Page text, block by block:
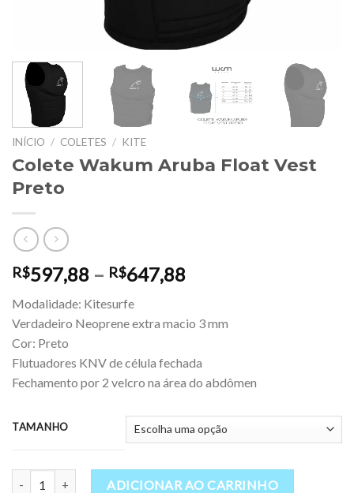
INÍCIO / COLETES / KITE
Colete Wakum Aruba Float Vest
Preto
R$597,88 – R$647,88Faixa
R$597,88
R$647,88
Modalidade: Kitesurfe
Verdadeiro Neoprene extra macio 3 mm
Cor: Preto
Flutuadores KNV de célula fechada
Fechamento por 2 velcro na área do abdômen
TAMANHO
Colete Wakum Aruba Float Vest Preto quantidade
ADICIONAR AO CARRINHO